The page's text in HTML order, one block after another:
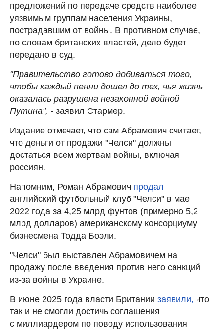
предложений по передаче средств наиболее
уязвимым группам населения Украины,
пострадавшим от войны. В противном случае,
по словам британских властей, дело будет
передано в суд.
"Правительство готово добиваться того,
чтобы каждый пенни дошел до тех, чья жизнь
оказалась разрушена незаконной войной
Путина", - заявил Стармер.
Издание отмечает, что сам Абрамович считает,
что деньги от продажи "Челси" должны
достаться всем жертвам войны, включая
россиян.
Напомним, Роман Абрамович продал
английский футбольный клуб "Челси" в мае
2022 года за 4,25 млрд фунтов (примерно 5,2
млрд долларов) американскому консорциуму
бизнесмена Тодда Боэли.
"Челси" был выставлен Абрамовичем на
продажу после введения против него санкций
из-за войны в Украине.
В июне 2025 года власти Британии заявили, что
так и не смогли достичь соглашения
с миллиардером по поводу использования